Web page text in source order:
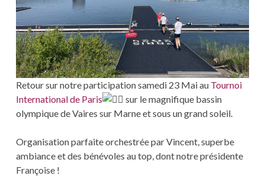
Retour sur notre participation samedi 23 Mai au Tournoi
International de Paris
sur le magnifique bassin
olympique de Vaires sur Marne et sous un grand soleil.
Organisation parfaite orchestrée par Vincent, superbe
ambiance et des bénévoles au top, dont notre présidente
Françoise !